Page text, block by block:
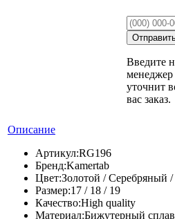
Введите
менеджер
уточнит
вас заказ.
Описание
Артикул:RG196
Бренд:Kamertab
Цвет:Золотой / Серебряный
Размер:17 / 18 / 19
Качество:High quality
Материал:Бижутерный